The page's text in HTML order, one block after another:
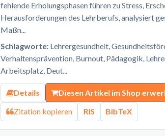
fehlende Erholungsphasen führen zu Stress,
Herausforderungen des Lehrberufs, analysiert
Maßn...
Schlagworte: Lehrergesundheit,
Verhaltensprävention, Burnout, Pädagogik,
Arbeitsplatz, Deut...
Details Diesen Artikel im Shop
Zitation kopieren RIS BibTeX